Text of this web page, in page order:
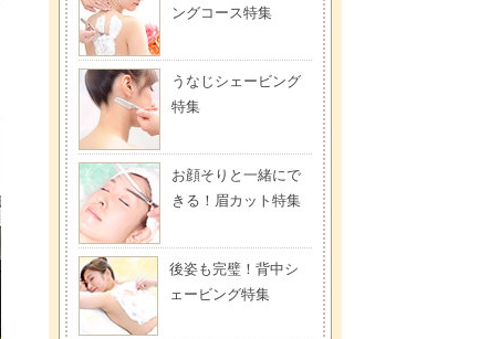
ングコース特集
うなじシェービング
特集
お顔そりと一緒にで
きる！眉カット特集
後姿も完璧！背中シ
ェービング特集